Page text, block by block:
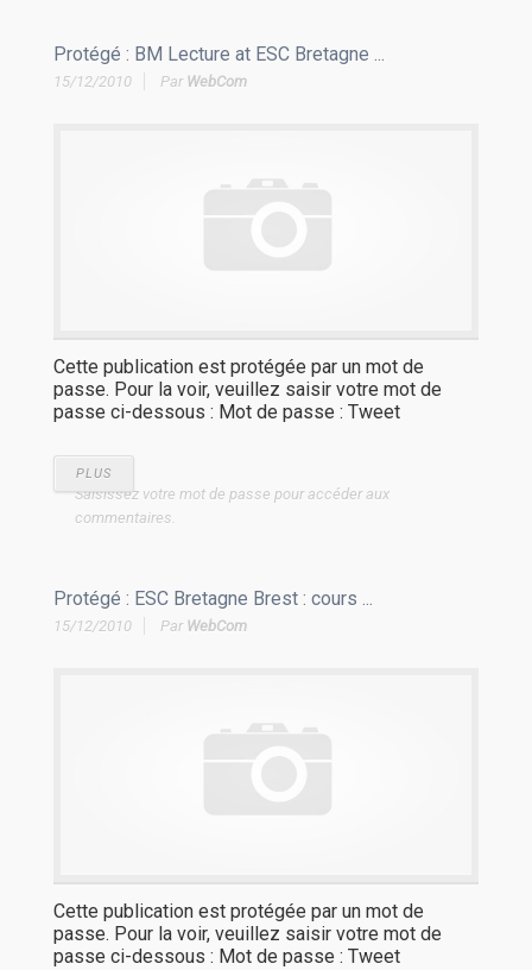
Protégé : BM Lecture at ESC Bretagne ...
15/12/2010 Par WebCom
Cette publication est protégée par un mot de
passe. Pour la voir, veuillez saisir votre mot de
passe ci-dessous : Mot de passe : Tweet
PLUS
Saisissez votre mot de passe pour accéder aux
commentaires.
Protégé : ESC Bretagne Brest : cours ...
15/12/2010 Par WebCom
Cette publication est protégée par un mot de
passe. Pour la voir, veuillez saisir votre mot de
passe ci-dessous : Mot de passe : Tweet